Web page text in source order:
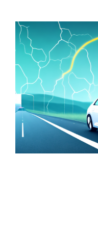
Zeige
grösseres
Bild